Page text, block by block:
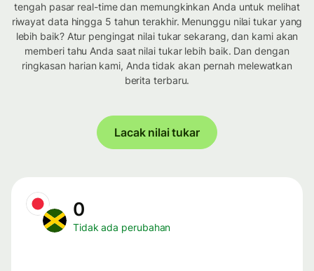
tengah pasar real-time dan memungkinkan Anda untuk melihat
riwayat data hingga 5 tahun terakhir. Menunggu nilai tukar yang
lebih baik? Atur pengingat nilai tukar sekarang, dan kami akan
memberi tahu Anda saat nilai tukar lebih baik. Dan dengan
ringkasan harian kami, Anda tidak akan pernah melewatkan
berita terbaru.
Lacak nilai tukar
0
Tidak ada perubahan